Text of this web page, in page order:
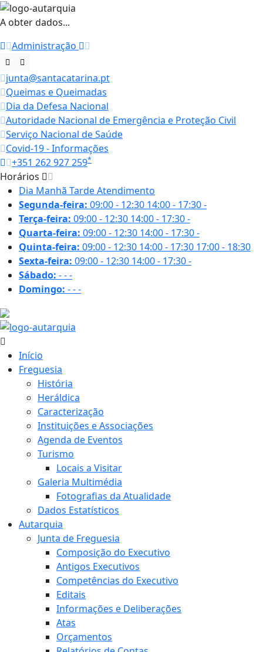
A obter dados...
Administração
junta@santacatarina.pt
Queimas e Queimadas
Dia da Defesa Nacional
Autoridade Nacional de Emergência e Proteção Civil
Serviço Nacional de Saúde
Covid-19 - Informações
+351 262 927 259*
Horários
Dia Manhã TardeAtendimento
Segunda-feira: 09:00 - 12:30 14:00 - 17:30-
Terça-feira: 09:00 - 12:30 14:00 - 17:30-
Quarta-feira: 09:00 - 12:30 14:00 - 17:30-
Quinta-feira: 09:00 - 12:30 14:00 - 17:30 17:00 - 18:30
Sexta-feira: 09:00 - 12:30 14:00 - 17:30-
Sábado: ---
Domingo: ---
Início
Freguesia
História
Heráldica
Caracterização
Instituições e Associações
Agenda de Eventos
Turismo
Locais a Visitar
Galeria Multimédia
Fotografias da Atualidade
Dados Estatísticos
Autarquia
Junta de Freguesia
Composição do Executivo
Antigos Executivos
Competências do Executivo
Editais
Informações e Deliberações
Atas
Orçamentos